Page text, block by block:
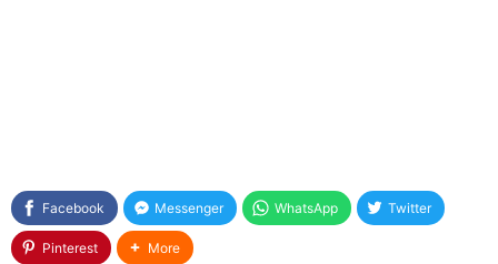
Facebook Messenger WhatsApp Twitter
Pinterest More